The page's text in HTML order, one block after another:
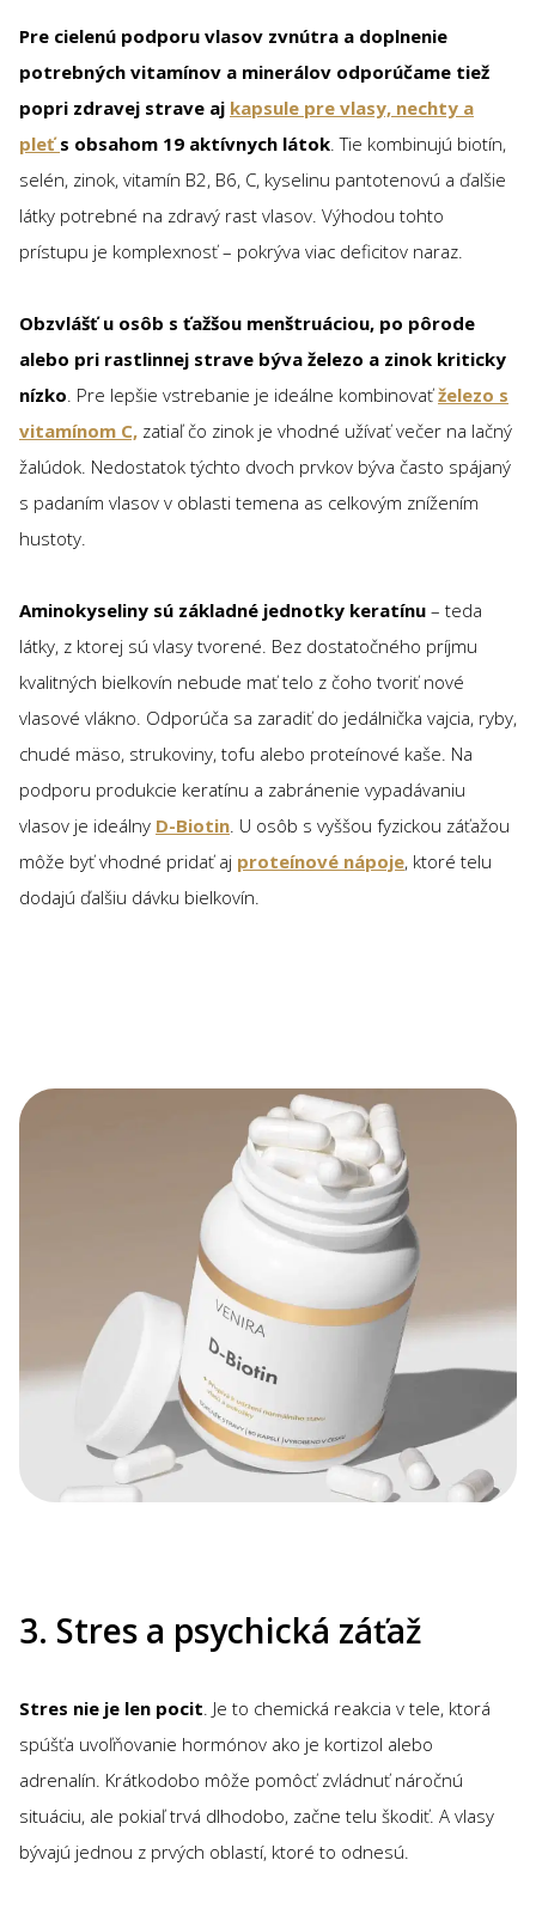
Pre cielenú podporu vlasov zvnútra a doplnenie
potrebných vitamínov a minerálov odporúčame tiež
popri zdravej strave aj kapsule pre vlasy, nechty a
pleťs obsahom 19 aktívnych látok . Tie kombinujú biotín,
selén, zinok, vitamín B2, B6, C, kyselinu pantotenovú a ďalšie
látky potrebné na zdravý rast vlasov. Výhodou tohto
prístupu je komplexnosť – pokrýva viac deficitov naraz.
Obzvlášť u osôb s ťažšou menštruáciou, po pôrode
alebo pri rastlinnej strave býva železo a zinok kriticky
nízko . Pre lepšie vstrebanie je ideálne kombinovaťželezo s
vitamínom C, zatiaľ čo zinok je vhodné užívať večer na lačný
žalúdok. Nedostatok týchto dvoch prvkov býva často spájaný
s padaním vlasov v oblasti temena as celkovým znížením
hustoty.
Aminokyseliny sú základné jednotky keratínu – teda
látky, z ktorej sú vlasy tvorené. Bez dostatočného príjmu
kvalitných bielkovín nebude mať telo z čoho tvoriť nové
vlasové vlákno. Odporúča sa zaradiť do jedálnička vajcia, ryby,
chudé mäso, strukoviny, tofu alebo proteínové kaše. Na
podporu produkcie keratínu a zabránenie vypadávaniu
vlasov je ideálny D-Biotin . U osôb s vyššou fyzickou záťažou
môže byť vhodné pridať aj proteínové nápoje, ktoré telu
dodajú ďalšiu dávku bielkovín.
3. Stres a psychická záťaž
Stres nie je len pocit. Je to chemická reakcia v tele, ktorá
spúšťa uvoľňovanie hormónov ako je kortizol alebo
adrenalín. Krátkodobo môže pomôcť zvládnuť náročnú
situáciu, ale pokiaľ trvá dlhodobo, začne telu škodiť. A vlasy
bývajú jednou z prvých oblastí, ktoré to odnesú.